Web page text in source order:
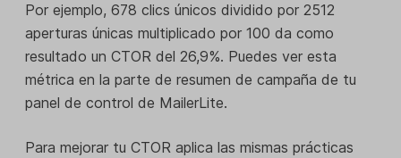
Por ejemplo, 678 clics únicos dividido por 2512
aperturas únicas multiplicado por 100 da como
resultado un CTOR del 26,9%. Puedes ver esta
métrica en la parte de resumen de campaña de tu
panel de control de MailerLite.
Para mejorar tu CTOR aplica las mismas prácticas